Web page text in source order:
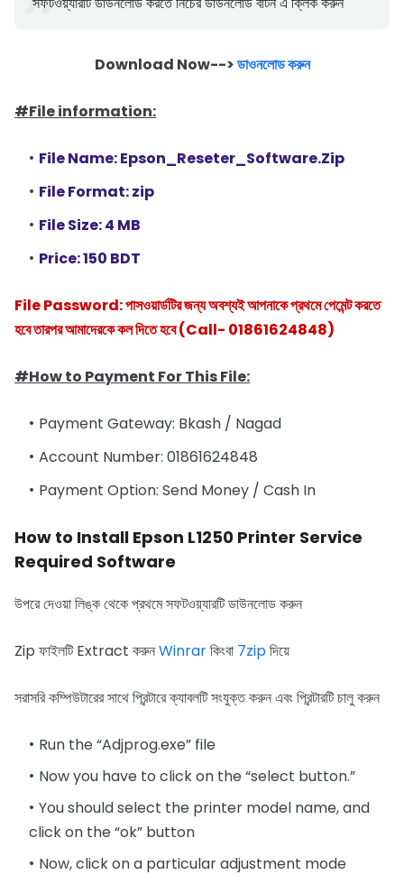
Download Now-->ডাওনলোড করুন
#File information:
File Name: Epson_Reseter_Software.Zip
File Format: zip
File Size: 4 MB
Price: 150 BDT
File Password: পাসওয়ার্ডটির জন্য অবশ্যই আপনাকে প্রথমে পেমেন্ট করতে
হবে তারপর আমাদেরকে কল দিতে হবে (Call- 01861624848)
#How to Payment For This File:
Payment Gateway: Bkash / Nagad
Account Number: 01861624848
Payment Option: Send Money / Cash In
How to Install Epson L1250 Printer Service
Required Software
উপরে দেওয়া লিঙ্ক থেকে প্রথমে সফটওয়্যারটি ডাউনলোড করুন
Zip ফাইলটি Extract করুনWinrarকিংবা 7zipদিয়ে
সরাসরি কম্পিউটারের সাথে প্রিন্টারে ক্যাবলটি সংযুক্ত করুন এবং প্রিন্টারটি চালু করুন
Run the “Adjprog.exe” file
Now you have to click on the “select button.”
You should select the printer model name, and
click on the “ok” button
Now, click on a particular adjustment mode